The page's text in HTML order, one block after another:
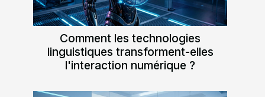
Comment les technologies
linguistiques transforment-elles
l'interaction numérique ?